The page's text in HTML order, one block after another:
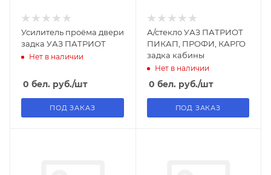
Усилитель проёма двери
задка УАЗ ПАТРИОТ
Нет в наличии
0 бел. руб./шт
ПОД ЗАКАЗ
А/стекло УАЗ ПАТРИОТ
ПИКАП, ПРОФИ, КАРГО
задка кабины
Нет в наличии
0 бел. руб./шт
ПОД ЗАКАЗ